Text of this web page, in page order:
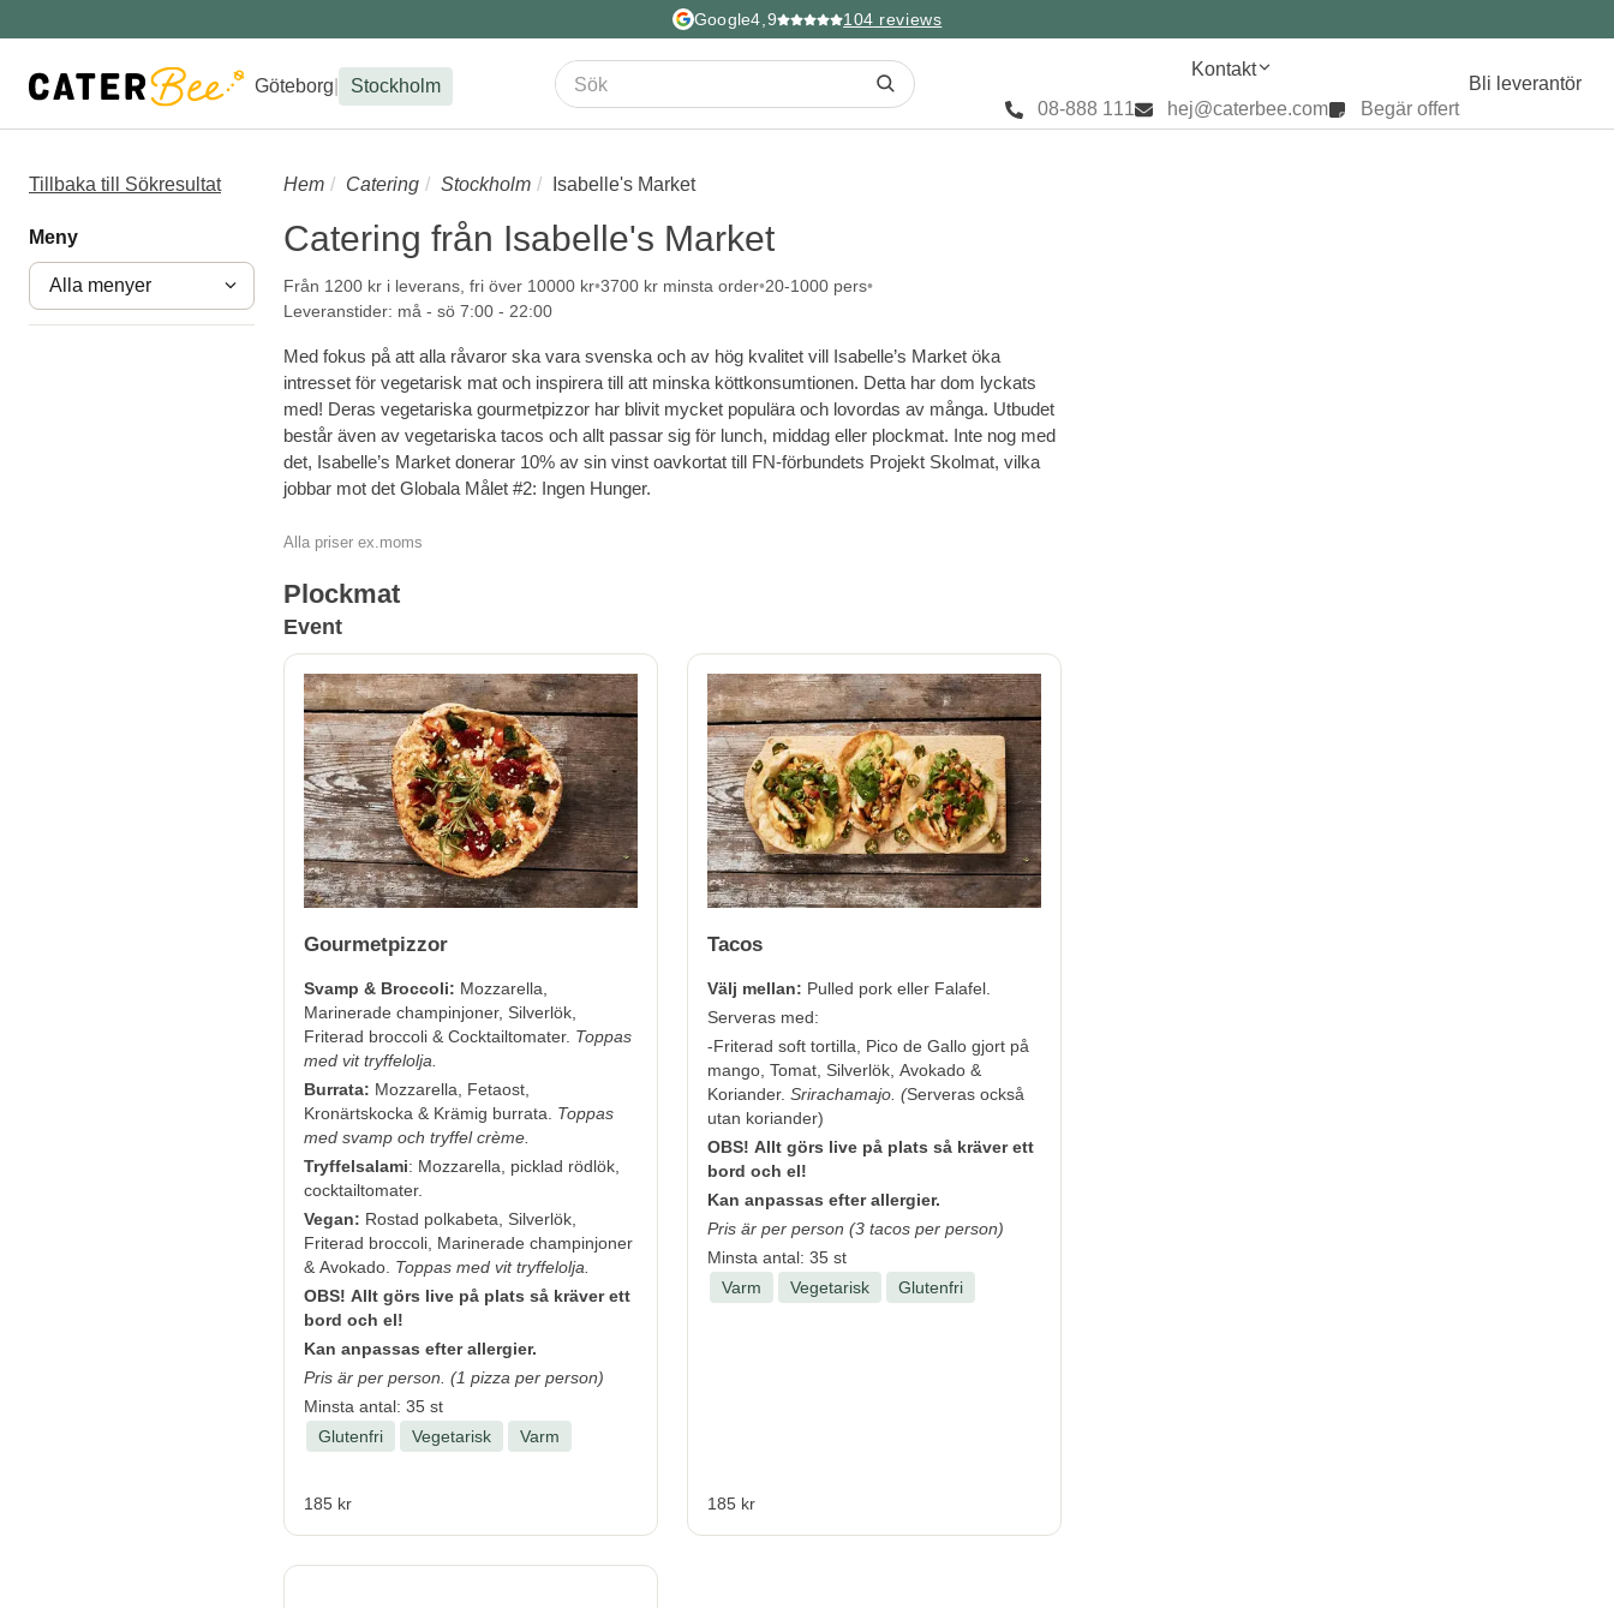
Google4,9 104 reviews
Göteborg Stockholm
Kontakt
08-888 111
hej@caterbee.com Begär offert
Bli leverantör
Tillbaka till Sökresultat
Meny
Alla menyer
Hem Catering Stockholm Isabelle's Market
Catering från Isabelle's Market
Från 1200 kr i leverans, fri över 10000 kr 3700 kr minsta order 20-1000 pers
Leveranstider: må - sö 7:00 - 22:00
Med fokus på att alla råvaror ska vara svenska och av hög kvalitet vill Isabelle’s Market öka
intresset för vegetarisk mat och inspirera till att minska köttkonsumtionen. Detta har dom lyckats
med! Deras vegetariska gourmetpizzor har blivit mycket populära och lovordas av många. Utbudet
består även av vegetariska tacos och allt passar sig för lunch, middag eller plockmat. Inte nog med
det, Isabelle’s Market donerar 10% av sin vinst oavkortat till FN-förbundets Projekt Skolmat, vilka
jobbar mot det Globala Målet #2: Ingen Hunger.
Alla priser ex.moms
Plockmat
Event
Gourmetpizzor
Svamp & Broccoli: Mozzarella,
Marinerade champinjoner, Silverlök,
Friterad broccoli & Cocktailtomater. Toppas
med vit tryffelolja.
Burrata: Mozzarella, Fetaost,
Kronärtskocka & Krämig burrata. Toppas
med svamp och tryffel crème.
Tryffelsalami: Mozzarella, picklad rödlök,
cocktailtomater.
Vegan: Rostad polkabeta, Silverlök,
Friterad broccoli, Marinerade champinjoner
& Avokado. Toppas med vit tryffelolja.
OBS! Allt görs live på plats så kräver ett
bord och el!
Kan anpassas efter allergier.
Pris är per person. (1 pizza per person)
Minsta antal: 35 st
Glutenfri
Vegetarisk Varm
185 kr
Tacos
Välj mellan: Pulled pork eller Falafel.
Serveras med:
-Friterad soft tortilla, Pico de Gallo gjort på
mango, Tomat, Silverlök, Avokado &
Koriander. Srirachamajo. (Serveras också
utan koriander)
OBS! Allt görs live på plats så kräver ett
bord och el!
Kan anpassas efter allergier.
Pris är per person (3 tacos per person)
Minsta antal: 35 st
Varm
Vegetarisk Glutenfri
185 kr